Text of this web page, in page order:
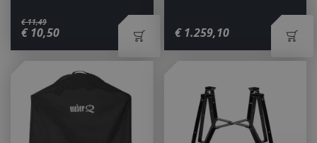
€ 11,49
€ 10,50 € 1.259,10